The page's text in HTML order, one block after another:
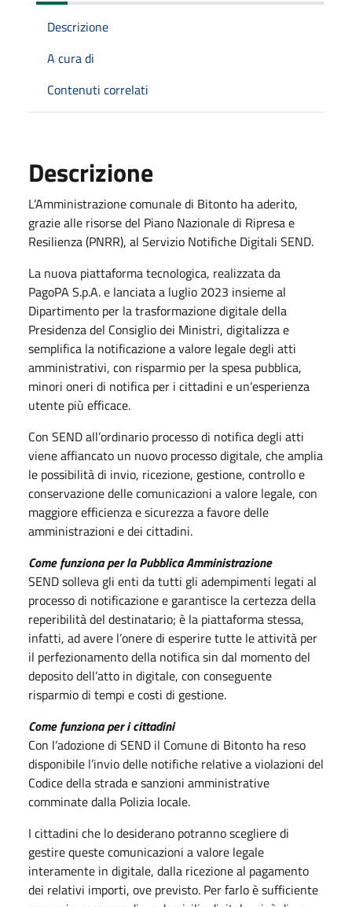
Descrizione
A cura di
Contenuti correlati
Descrizione
L’Amministrazione comunale di Bitonto ha aderito,
grazie alle risorse del Piano Nazionale di Ripresa e
Resilienza (PNRR), al Servizio Notifiche Digitali SEND.
La nuova piattaforma tecnologica, realizzata da
PagoPA S.p.A. e lanciata a luglio 2023 insieme al
Dipartimento per la trasformazione digitale della
Presidenza del Consiglio dei Ministri, digitalizza e
semplifica la notificazione a valore legale degli atti
amministrativi, con risparmio per la spesa pubblica,
minori oneri di notifica per i cittadini e un’esperienza
utente più efficace.
Con SEND all’ordinario processo di notifica degli atti
viene affiancato un nuovo processo digitale, che amplia
le possibilità di invio, ricezione, gestione, controllo e
conservazione delle comunicazioni a valore legale, con
maggiore efficienza e sicurezza a favore delle
amministrazioni e dei cittadini.
Come funziona per la Pubblica Amministrazione
SEND solleva gli enti da tutti gli adempimenti legati al
processo di notificazione e garantisce la certezza della
reperibilità del destinatario; è la piattaforma stessa,
infatti, ad avere l’onere di esperire tutte le attività per
il perfezionamento della notifica sin dal momento del
deposito dell’atto in digitale, con conseguente
risparmio di tempi e costi di gestione.
Come funziona per i cittadini
Con l’adozione di SEND il Comune di Bitonto ha reso
disponibile l’invio delle notifiche relative a violazioni del
Codice della strada e sanzioni amministrative
comminate dalla Polizia locale.
I cittadini che lo desiderano potranno scegliere di
gestire queste comunicazioni a valore legale
interamente in digitale, dalla ricezione al pagamento
dei relativi importi, ove previsto. Per farlo è sufficiente